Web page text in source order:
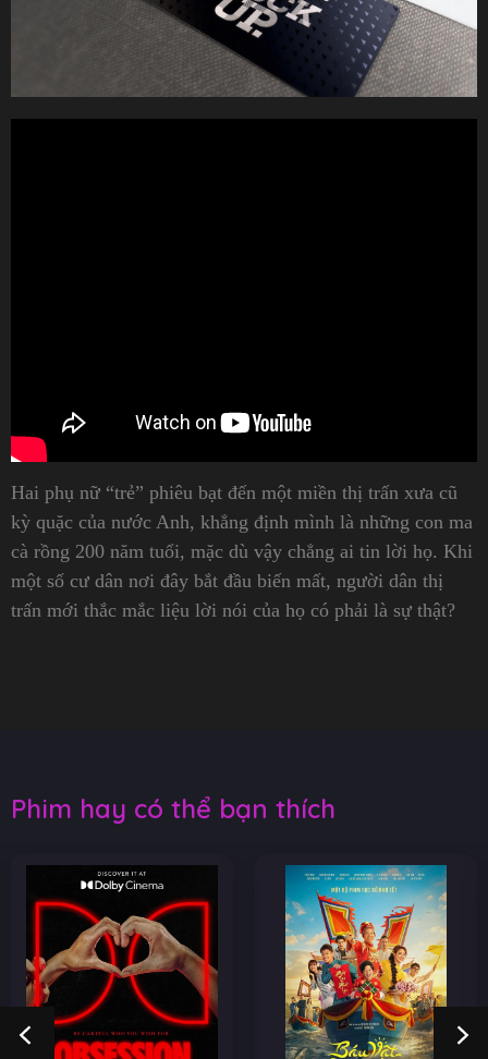
Hai phụ nữ “trẻ” phiêu bạt đến một miền thị trấn xưa cũ
kỳ quặc của nước Anh, khẳng định mình là những con ma
cà rồng 200 năm tuổi, mặc dù vậy chẳng ai tin lời họ. Khi
một số cư dân nơi đây bắt đầu biến mất, người dân thị
trấn mới thắc mắc liệu lời nói của họ có phải là sự thật?
Phim hay có thể bạn thích